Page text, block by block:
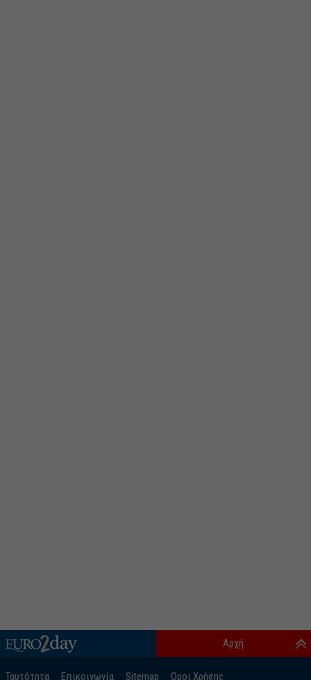
Ταυτότητα Επικοινωνία Sitemap Οροι Χρήσης
Αρχή